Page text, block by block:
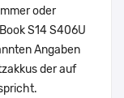
oder
S14 S406U
Angaben
der auf